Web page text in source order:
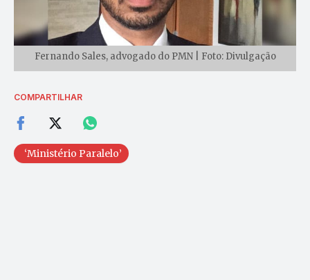
Fernando Sales, advogado do PMN | Foto: Divulgação
COMPARTILHAR
‘Ministério Paralelo’